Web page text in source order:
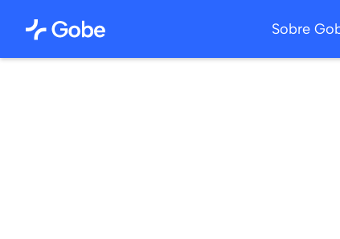
Sobre